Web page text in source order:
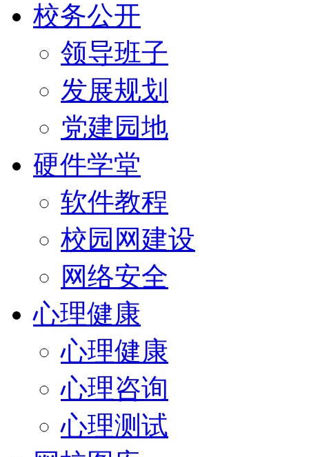
校务公开
领导班子
发展规划
党建园地
硬件学堂
软件教程
校园网建设
网络安全
心理健康
心理健康
心理咨询
心理测试